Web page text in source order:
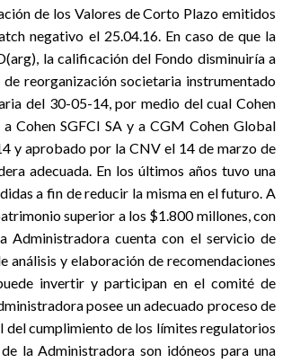
de los Valores de Corto Plazo emitidos
negativo el 25.04.16. En caso de que la
la calificación del Fondo disminuiría a
reorganización societaria instrumentado
del 30-05-14, por medio del cual Cohen
Cohen SGFCI SA y a CGM Cohen Global
y aprobado por la CNV el 14 de marzo de
adecuada. En los últimos años tuvo una
a fin de reducir la misma en el futuro. A
superior a los $1.800 millones, con
Administradora cuenta con el servicio de
análisis y elaboración de recomendaciones
invertir y participan en el comité de
posee un adecuado proceso de
del cumplimiento de los límites regulatorios
la Administradora son idóneos para una